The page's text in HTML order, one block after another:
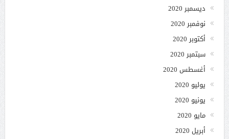
ديسمبر 2020
نوفمبر 2020
أكتوبر 2020
سبتمبر 2020
أغسطس 2020
يوليو 2020
يونيو 2020
مايو 2020
أبريل 2020